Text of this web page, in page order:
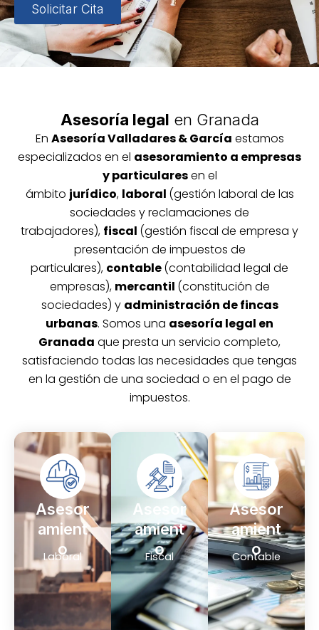
Solicitar Cita
Asesoría legal en Granada
En AsesoríaValladares & García estamos
especializados en el asesoramiento a empresas
y particularesen el
ámbito jurídico, laboral (gestión laboral de las
sociedades y reclamaciones de
trabajadores), fiscal (gestión fiscal de empresa y
presentación de impuestos de
particulares), contable(contabilidad legal de
empresas), mercantil (constitución de
sociedades) y administración de fincas
urbanas. Somos una asesoría legal en
Granada que presta un servicio completo,
satisfaciendo todas las necesidades que tengas
en la gestión de una sociedad o en el pago de
impuestos.
Asesor
amient
o
Laboral
Asesor
amient
o
Fiscal
Asesor
amient
o
Contable